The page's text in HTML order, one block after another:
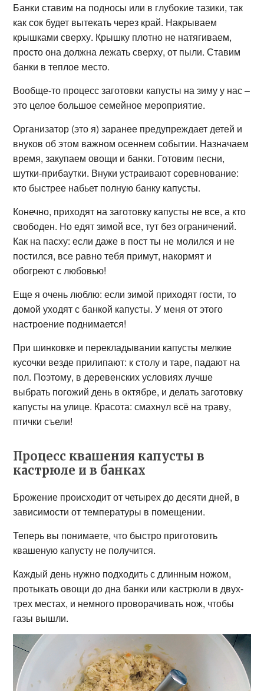
Банки ставим на подносы или в глубокие тазики, так
как сок будет вытекать через край. Накрываем
крышками сверху. Крышку плотно не натягиваем,
просто она должна лежать сверху, от пыли. Ставим
банки в теплое место.
Вообще-то процесс заготовки капусты на зиму у нас –
это целое большое семейное мероприятие.
Организатор (это я) заранее предупреждает детей и
внуков об этом важном осеннем событии. Назначаем
время, закупаем овощи и банки. Готовим песни,
шутки-прибаутки. Внуки устраивают соревнование:
кто быстрее набьет полную банку капусты.
Конечно, приходят на заготовку капусты не все, а кто
свободен. Но едят зимой все, тут без ограничений.
Как на пасху: если даже в пост ты не молился и не
постился, все равно тебя примут, накормят и
обогреют с любовью!
Еще я очень люблю: если зимой приходят гости, то
домой уходят с банкой капусты. У меня от этого
настроение поднимается!
При шинковке и перекладывании капусты мелкие
кусочки везде прилипают: к столу и таре, падают на
пол. Поэтому, в деревенских условиях лучше
выбрать погожий день в октябре, и делать заготовку
капусты на улице. Красота: смахнул всё на траву,
птички съели!
Процесс квашения капусты в
кастрюле и в банках
Брожение происходит от четырех до десяти дней, в
зависимости от температуры в помещении.
Теперь вы понимаете, что быстро приготовить
квашеную капусту не получится.
Каждый день нужно подходить с длинным ножом,
протыкать овощи до дна банки или кастрюли в двух-
трех местах, и немного проворачивать нож, чтобы
газы вышли.